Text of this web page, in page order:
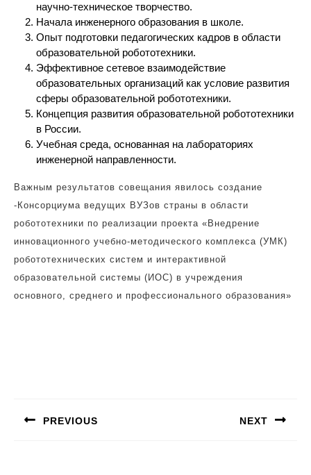
научно-техническое творчество.
Начала инженерного образования в школе.
Опыт подготовки педагогических кадров в области
образовательной робототехники.
Эффективное сетевое взаимодействие
образовательных организаций как условие развития
сферы образовательной робототехники.
Концепция развития образовательной робототехники
в России.
Учебная среда, основанная на лабораториях
инженерной направленности.
Важным результатов совещания явилось создание
-Консорциума ведущих ВУЗов страны в области
робототехники по реализации проекта «Внедрение
инновационного учебно-методического комплекса (УМК)
робототехнических систем и интерактивной
образовательной системы (ИОС) в учреждения
основного, среднего и профессионального образования»
записям
PREVIOUS NEXT